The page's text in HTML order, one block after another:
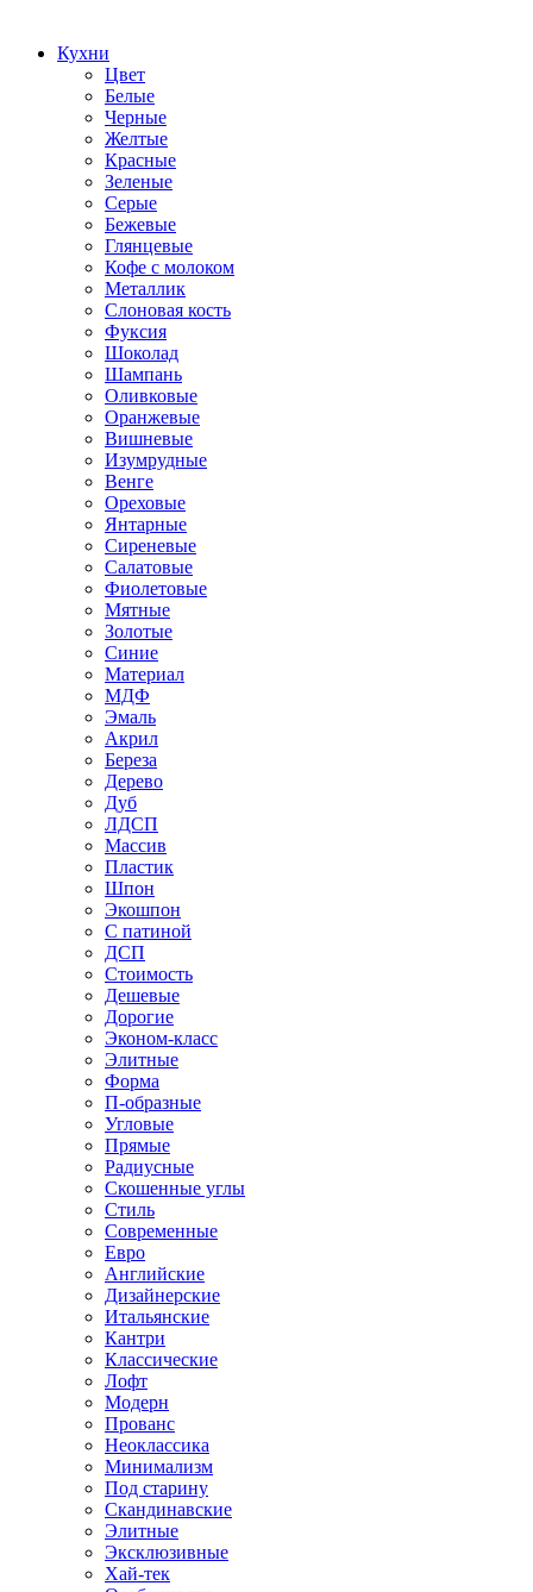
Кухни
Цвет
Белые
Черные
Желтые
Красные
Зеленые
Серые
Бежевые
Глянцевые
Кофе с молоком
Металлик
Слоновая кость
Фуксия
Шоколад
Шампань
Оливковые
Оранжевые
Вишневые
Изумрудные
Венге
Ореховые
Янтарные
Сиреневые
Салатовые
Фиолетовые
Мятные
Золотые
Синие
Материал
МДФ
Эмаль
Акрил
Береза
Дерево
Дуб
ЛДСП
Массив
Пластик
Шпон
Экошпон
С патиной
ДСП
Стоимость
Дешевые
Дорогие
Эконом-класс
Элитные
Форма
П-образные
Угловые
Прямые
Радиусные
Скошенные углы
Стиль
Современные
Евро
Английские
Дизайнерские
Итальянские
Кантри
Классические
Лофт
Модерн
Прованс
Неоклассика
Минимализм
Под старину
Скандинавские
Элитные
Эксклюзивные
Хай-тек